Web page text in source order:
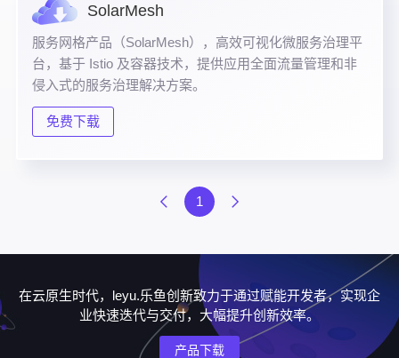
SolarMesh
服务网格产品（SolarMesh），高效可视化微服务治理平
台，基于 Istio 及容器技术，提供应用全面流量管理和非
侵入式的服务治理解决方案。
免费下载
1
在云原生时代，leyu.乐鱼创新致力于通过赋能开发者，实现企
业快速迭代与交付，大幅提升创新效率。
产品下载